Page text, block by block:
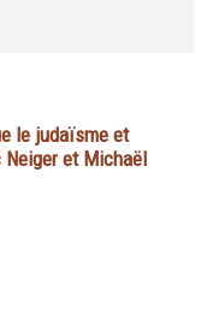
le judaïsme et
Neiger et Michaël